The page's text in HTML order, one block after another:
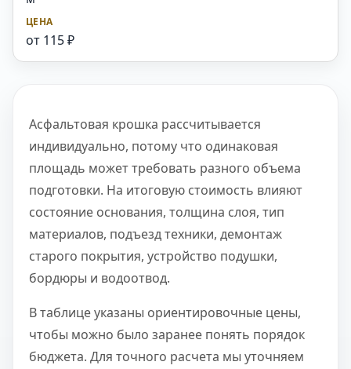
от 115 ₽
Асфальтовая крошка рассчитывается
индивидуально, потому что одинаковая
площадь может требовать разного объема
подготовки. На итоговую стоимость влияют
состояние основания, толщина слоя, тип
материалов, подъезд техники, демонтаж
старого покрытия, устройство подушки,
бордюры и водоотвод.
В таблице указаны ориентировочные цены,
чтобы можно было заранее понять порядок
бюджета. Для точного расчета мы уточняем